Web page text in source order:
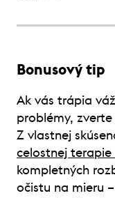
Bonusový tip
Ak vás trápia
problémy,
Z vlastnej
celostnej terapie
kompletných
očistu na mieru